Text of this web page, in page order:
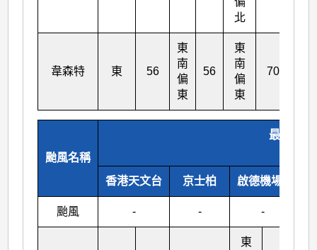
北
韋森特 東 56
東
南
偏
東
56
東
南
偏
東
70
颱風名稱
最高陣
香港天文台 京士柏 啟德機場#
颱風 - - -
東